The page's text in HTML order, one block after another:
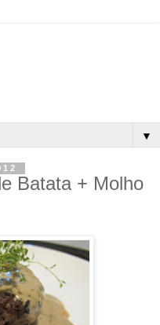
▼
Batata + Molho